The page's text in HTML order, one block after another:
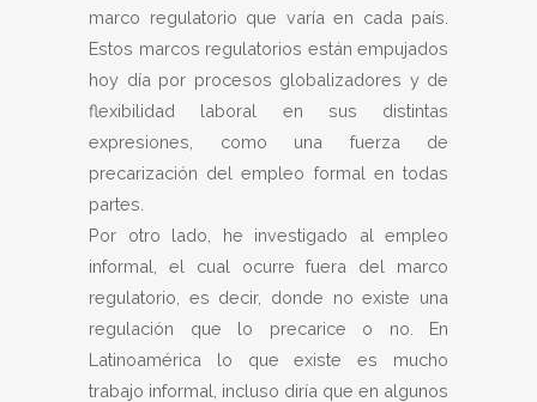
marco regulatorio que varía en cada país.
Estos marcos regulatorios están empujados
hoy día por procesos globalizadores y de
flexibilidad laboral en sus distintas
expresiones, como una fuerza de
precarización del empleo formal en todas
partes.
Por otro lado, he investigado al empleo
informal, el cual ocurre fuera del marco
regulatorio, es decir, donde no existe una
regulación que lo precarice o no. En
Latinoamérica lo que existe es mucho
trabajo informal, incluso diría que en algunos